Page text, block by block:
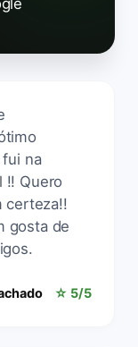
na
!! Quero
certeza!!
gosta de
☆ 5/5